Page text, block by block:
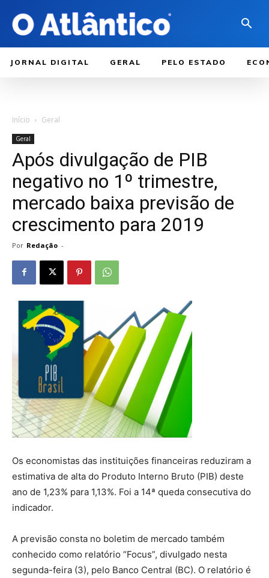
JORNAL DIGITAL GERAL PELO ESTADO
Início Geral
Geral
Após divulgação de PIB
negativo no 1º trimestre,
mercado baixa previsão de
crescimento para 2019
Por Redação -
Os economistas das instituições financeiras reduziram a
estimativa de alta do Produto Interno Bruto (PIB) deste
ano de 1,23% para 1,13%. Foi a 14ª queda consecutiva do
indicador.
A previsão consta no boletim de mercado também
conhecido como relatório “Focus”, divulgado nesta
segunda-feira (3), pelo Banco Central (BC). O relatório é